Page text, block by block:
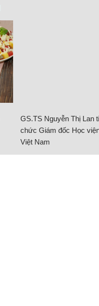
GS.TS Nguyễn Thị Lan
chức Giám đốc Học
Việt Nam